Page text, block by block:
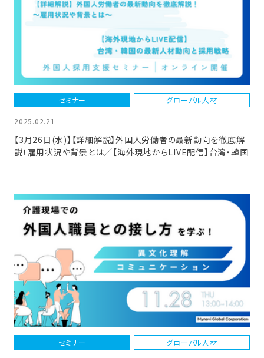
セミナー グローバル人材
2025.02.21
【3月26日(水)】【詳細解説】外国人労働者の最新動向を徹底解
説！雇用状況や背景とは／【海外現地からLIVE配信】台湾・韓国
セミナー グローバル人材